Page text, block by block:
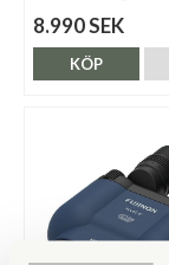
8.990 SEK
KÖP